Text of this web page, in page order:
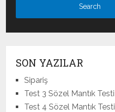
SON YAZILAR
Sipariş
Test 3 Sözel Mantık Testi
Test 4 Sözel Mantık Testi